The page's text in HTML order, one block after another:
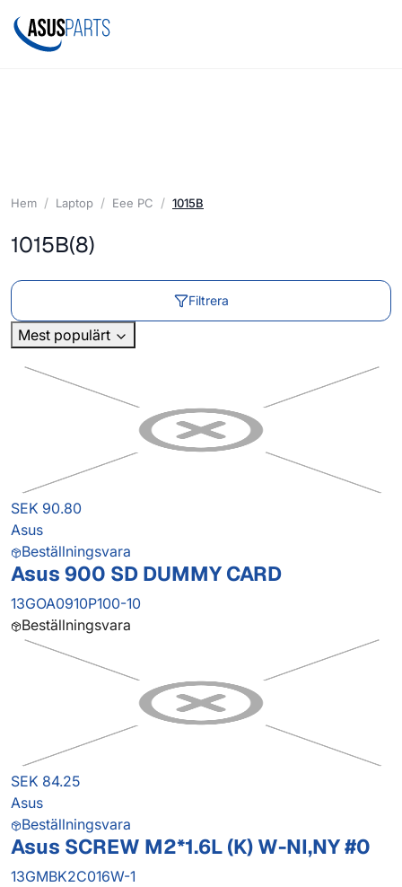
Hem Laptop Eee PC 1015B
1015B(8)
Filtrera
Mest populärt
SEK 90.80
Asus
Beställningsvara
Asus 900 SD DUMMY CARD
13GOA0910P100-10
Beställningsvara
SEK 84.25
Asus
Beställningsvara
Asus SCREW M2*1.6L (K) W-NI,NY #0
13GMBK2C016W-1